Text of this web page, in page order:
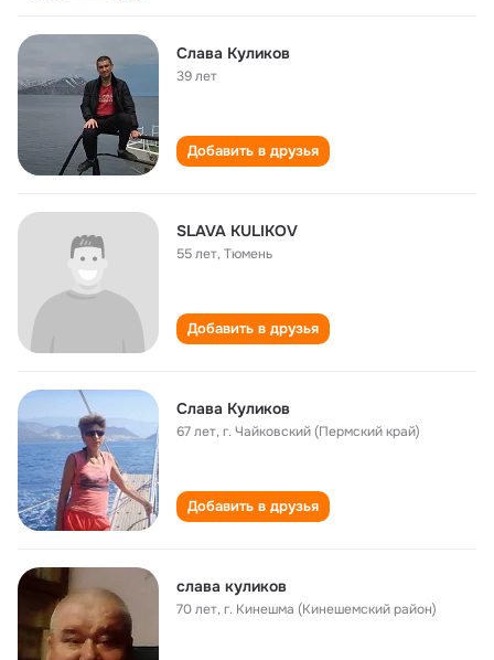
Слава Куликов
39 лет
Добавить в друзья
SLAVA KULIKOV
55 лет,Тюмень
Добавить в друзья
Слава Куликов
67 лет,г. Чайковский (Пермский край)
Добавить в друзья
слава куликов
70 лет,г. Кинешма (Кинешемский район)